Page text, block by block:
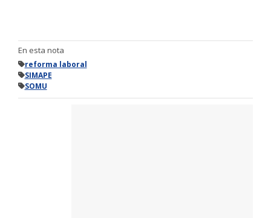
En esta nota
reforma laboral
SIMAPE
SOMU